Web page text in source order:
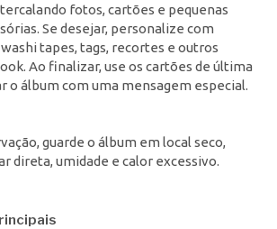
fotos, cartões e pequenas
Se desejar, personalize com
tapes, tags, recortes e outros
Ao finalizar, use os cartões de última
o álbum com uma mensagem especial.
guarde o álbum em local seco,
direta, umidade e calor excessivo.